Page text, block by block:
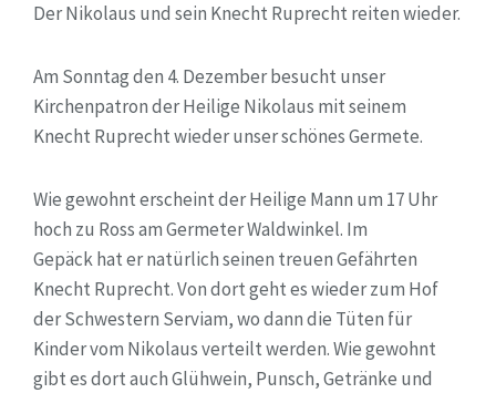
Der Nikolaus und sein Knecht Ruprecht reiten wieder.
Am Sonntag den 4. Dezember besucht unser
Kirchenpatron der Heilige Nikolaus mit seinem
Knecht Ruprecht wieder unser schönes Germete.
Wie gewohnt erscheint der Heilige Mann um 17 Uhr
hoch zu Ross am Germeter Waldwinkel. Im
Gepäck hat er natürlich seinen treuen Gefährten
Knecht Ruprecht. Von dort geht es wieder zum Hof
der Schwestern Serviam, wo dann die Tüten für
Kinder vom Nikolaus verteilt werden. Wie gewohnt
gibt es dort auch Glühwein, Punsch, Getränke und